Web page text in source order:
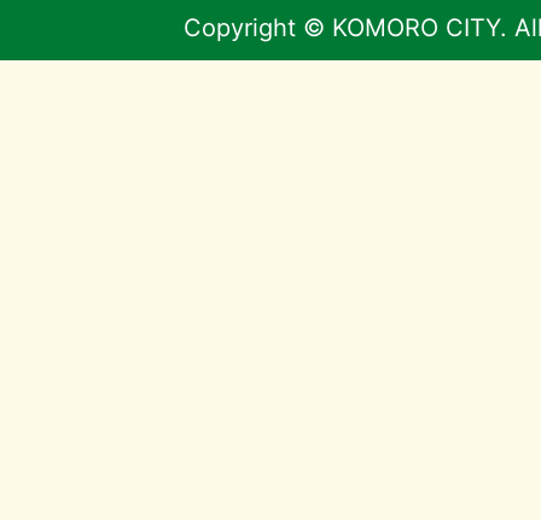
Copyright © KOMORO CITY.